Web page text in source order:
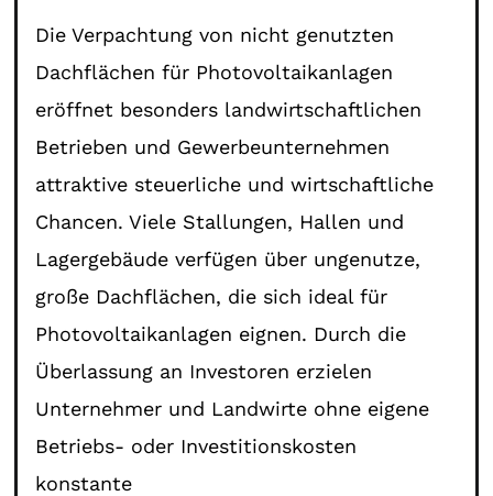
Die Verpachtung von nicht genutzten
Dachflächen für Photovoltaikanlagen
eröffnet besonders landwirtschaftlichen
Betrieben und Gewerbeunternehmen
attraktive steuerliche und wirtschaftliche
Chancen. Viele Stallungen, Hallen und
Lagergebäude verfügen über ungenutze,
große Dachflächen, die sich ideal für
Photovoltaikanlagen eignen. Durch die
Überlassung an Investoren erzielen
Unternehmer und Landwirte ohne eigene
Betriebs- oder Investitionskosten
konstante